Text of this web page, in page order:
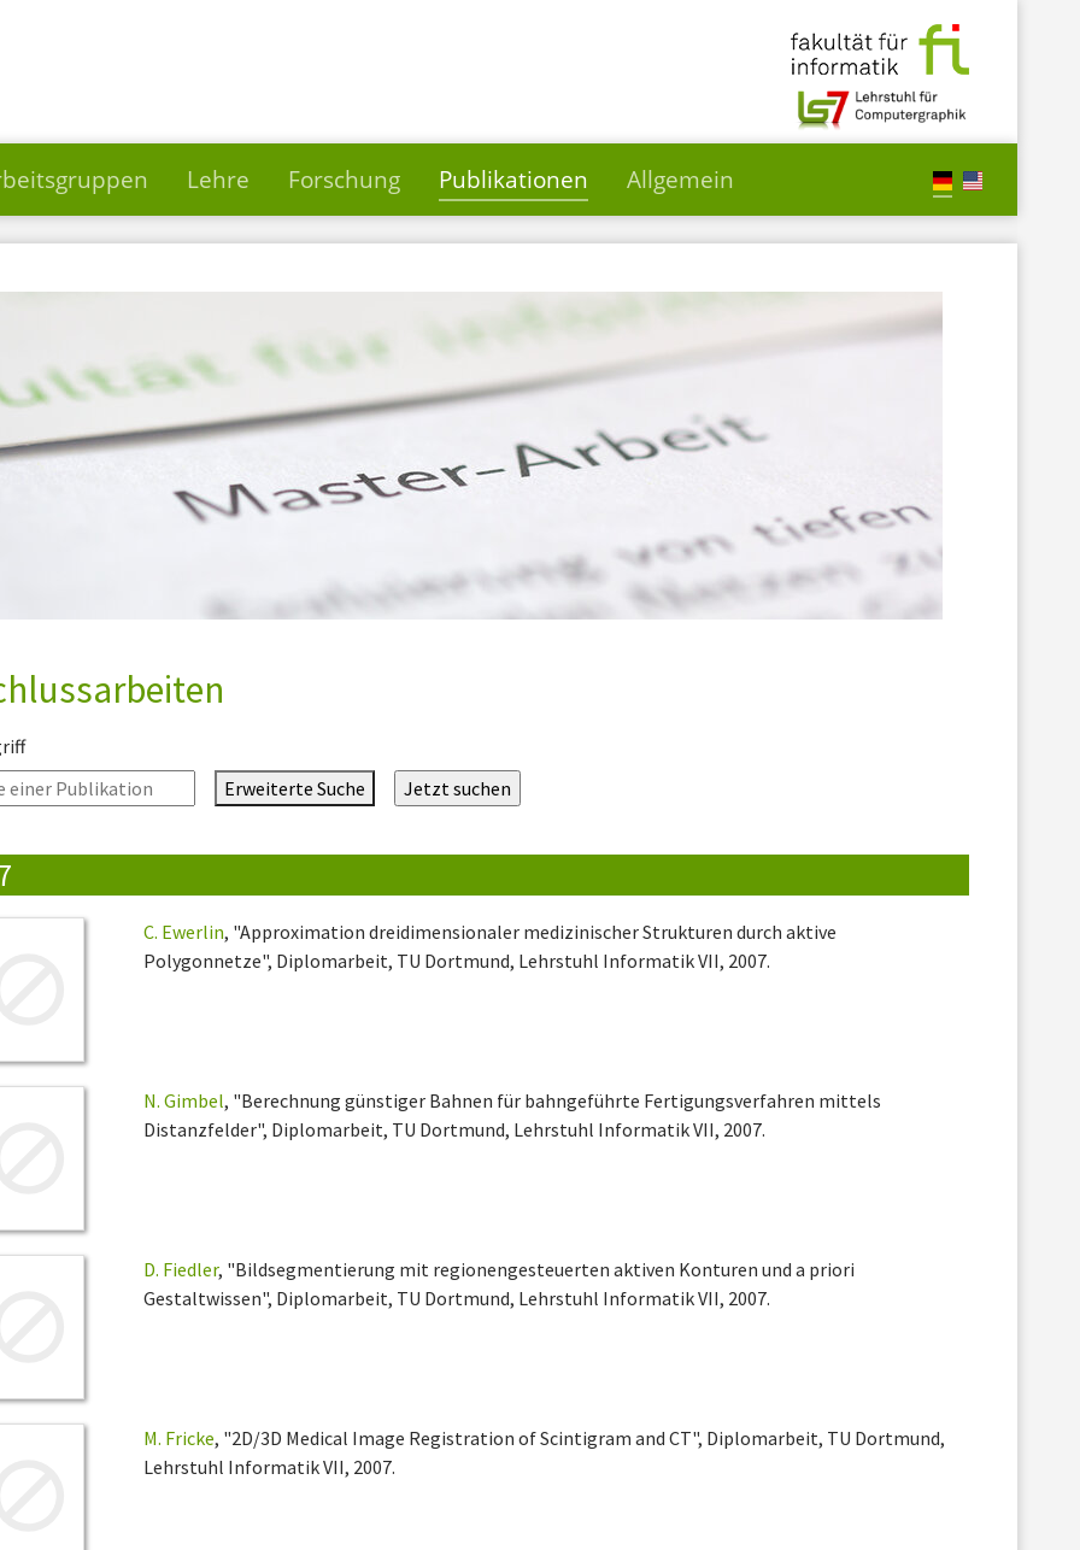
Lehre Forschung Publikationen Allgemein
Erweiterte Suche
C. Ewerlin, "Approximation dreidimensionaler medizinischer Strukturen durch aktive
Polygonnetze", Diplomarbeit, TU Dortmund, Lehrstuhl Informatik VII, 2007.
N. Gimbel, "Berechnung günstiger Bahnen für bahngeführte Fertigungsverfahren mittels
Distanzfelder", Diplomarbeit, TU Dortmund, Lehrstuhl Informatik VII, 2007.
D. Fiedler, "Bildsegmentierung mit regionengesteuerten aktiven Konturen und a priori
Gestaltwissen", Diplomarbeit, TU Dortmund, Lehrstuhl Informatik VII, 2007.
M. Fricke, "2D/3D Medical Image Registration of Scintigram and CT", Diplomarbeit, TU Dortmund,
Lehrstuhl Informatik VII, 2007.